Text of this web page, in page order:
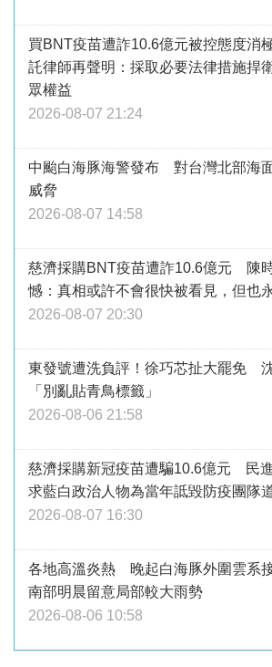
買BNT疫苗遭詐10.6億元被控態度
託律師再聲明：採取必要法律措施捍
眾權益
2026-08-07 21:24
中颱白海豚海警發布 對台灣北部海
威脅
2026-08-07 14:58
慈濟採購BNT疫苗遭詐10.6億元 陳
憾：真相或許不會很快被看見，但也
2026-08-07 20:30
東發號遭洗負評！徐巧芯扯大罷免
「別亂貼青鳥標籤」
2026-08-06 21:58
慈濟採購新冠疫苗遭騙10.6億元 民
求藍白政治人物為當年詆毀防疫團隊
2026-08-07 16:30
各地高溫炎熱 晚起白海豚外圍雲系
南部明晨留意局部較大雨勢
2026-08-06 10:58